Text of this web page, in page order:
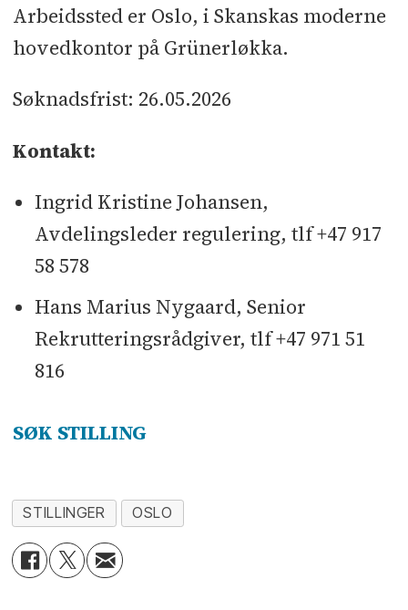
Arbeidssted er Oslo, i Skanskas moderne
hovedkontor på Grünerløkka.
Søknadsfrist: 26.05.2026
Kontakt:
Ingrid Kristine Johansen,
Avdelingsleder regulering, tlf +47 917
58 578
Hans Marius Nygaard, Senior
Rekrutteringsrådgiver, tlf +47 971 51
816
SØK STILLING
STILLINGER OSLO